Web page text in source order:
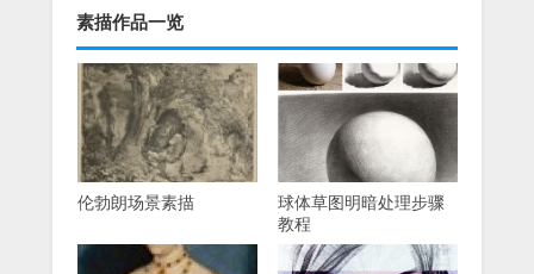
素描作品一览
伦勃朗场景素描
球体草图明暗处理步骤
教程